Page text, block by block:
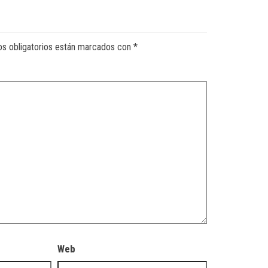
obligatorios están marcados con *
Web